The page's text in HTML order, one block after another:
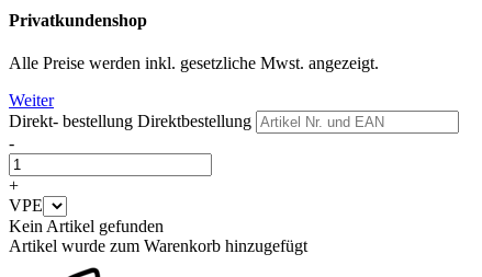
Privatkundenshop
Alle Preise werden inkl. gesetzliche Mwst. angezeigt.
Weiter
Direkt- bestellung Direktbestellung
-
+
VPE
Kein Artikel gefunden
Artikel wurde zum Warenkorb hinzugefügt